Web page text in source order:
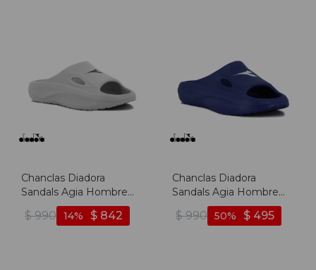
Chanclas Diadora
Sandals Agia Hombre
Gris-negro - Gris-negro
$ 990 $ 842
14
Chanclas Diadora
Sandals Agia Hombre
Marino-blanco - Marino-
blanco
$ 990 $ 495
50